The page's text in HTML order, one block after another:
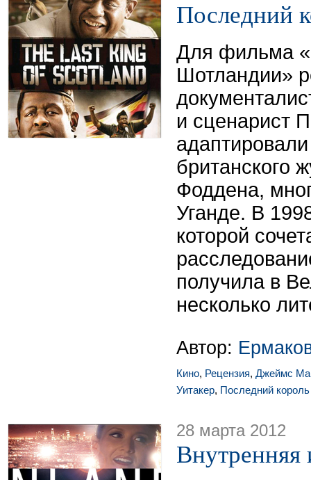
Последний
Для фильма
Шотландии»
и сценарист
британского
Фоддена,
Уганде. В
которой
получила в
несколько
Автор:
Кино, Рецензия, Джеймс
Уитакер, Последний
28 марта 2012
Внутренняя